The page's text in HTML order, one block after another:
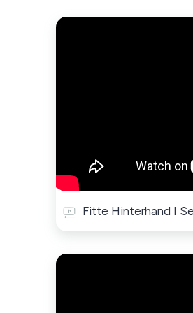
Fitte Hinterhand I